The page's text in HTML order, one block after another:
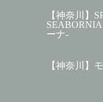
【神奈川】
ーナ-
【神奈川】